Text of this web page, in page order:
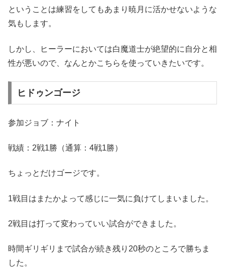
ということは練習をしてもあまり暁月に活かせないような
気もします。
しかし、ヒーラーにおいては白魔道士が絶望的に自分と相
性が悪いので、なんとかこちらを使っていきたいです。
ヒドゥンゴージ
参加ジョブ：ナイト
戦績：2戦1勝（通算：4戦1勝）
ちょっとだけゴージです。
1戦目はまたかよって感じに一気に負けてしまいました。
2戦目は打って変わっていい試合ができました。
時間ギリギリまで試合が続き残り20秒のところで勝ちま
した。